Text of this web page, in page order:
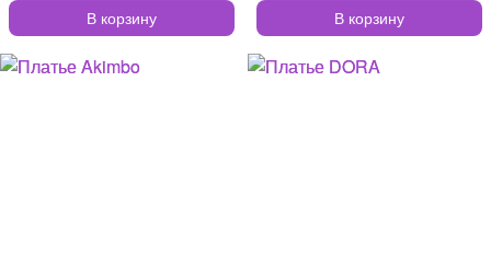
В корзину В корзину